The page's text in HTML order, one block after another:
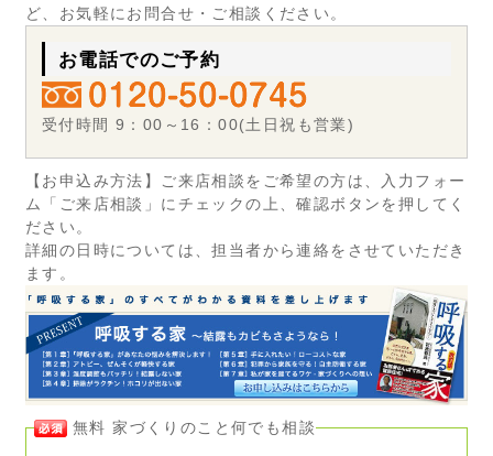
ど、お気軽にお問合せ・ご相談ください。
お電話でのご予約
受付時間 9：00～16：00(土日祝も営業)
【お申込み方法】ご来店相談をご希望の方は、入力フォー
ム「ご来店相談」にチェックの上、確認ボタンを押してく
ださい。
詳細の日時については、担当者から連絡をさせていただき
ます。
無料 家づくりのこと何でも相談